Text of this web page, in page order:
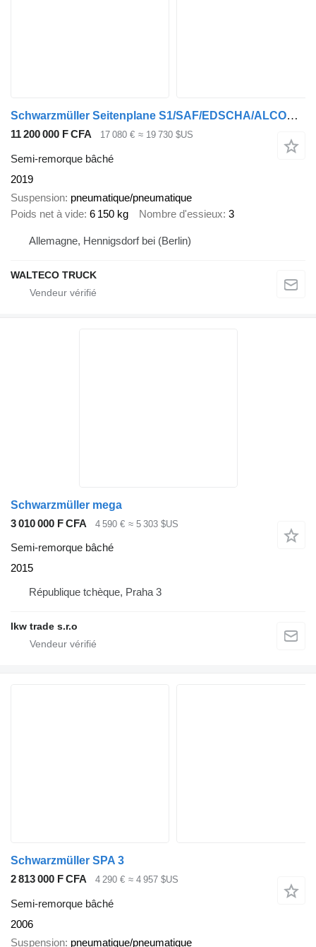
Schwarzmüller Seitenplane S1/SAF/EDSCHA/ALCOA/XL ZERTIFIKAT
11 200 000 F CFA 17 080 € ≈ 19 730 $US
Semi-remorque bâché
2019
Suspension pneumatique/pneumatique
Poids net à vide 6 150 kg Nombre d'essieux 3
Allemagne, Hennigsdorf bei (Berlin)
WALTECO TRUCK
Schwarzmüller mega
3 010 000 F CFA
4 590 € ≈ 5 303 $US
Semi-remorque bâché
2015
République tchèque, Praha 3
lkw trade s.r.o
Schwarzmüller SPA 3
2 813 000 F CFA
4 290 € ≈ 4 957 $US
Semi-remorque bâché
2006
Suspension pneumatique/pneumatique